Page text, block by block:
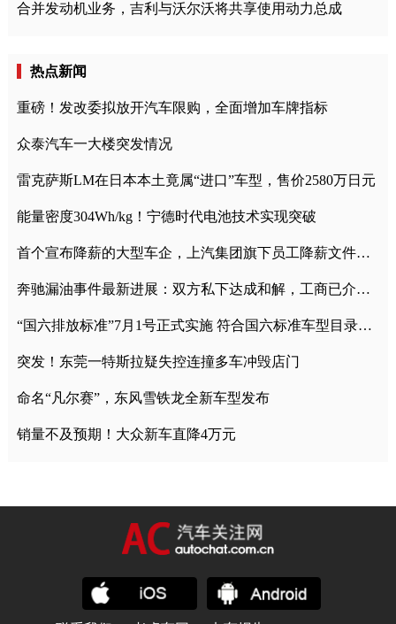
合并发动机业务，吉利与沃尔沃将共享使用动力总成
热点新闻
重磅！发改委拟放开汽车限购，全面增加车牌指标
众泰汽车一大楼突发情况
雷克萨斯LM在日本本土竟属“进口”车型，售价2580万日元
能量密度304Wh/kg！宁德时代电池技术实现突破
首个宣布降薪的大型车企，上汽集团旗下员工降薪文件曝光
奔驰漏油事件最新进展：双方私下达成和解，工商已介入调查
“国六排放标准”7月1号正式实施 符合国六标准车型目录一览
突发！东莞一特斯拉疑失控连撞多车冲毁店门
命名“凡尔赛”，东风雪铁龙全新车型发布
销量不及预期！大众新车直降4万元